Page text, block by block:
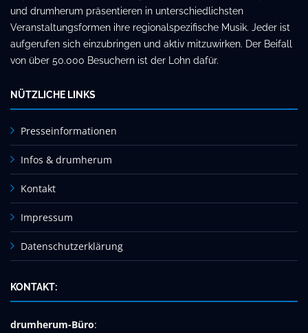
und drumherum präsentieren in unterschiedlichsten
Veranstaltungsformen ihre regionalspezifische Musik. Jeder ist
aufgerufen sich einzubringen und aktiv mitzuwirken. Der Beifall
von über 50.000 Besuchern ist der Lohn dafür.
NÜTZLICHE LINKS
Presseinformationen
Infos & drumherum
Kontakt
Impressum
Datenschutzerklärung
KONTAKT:
drumherum-Büro: